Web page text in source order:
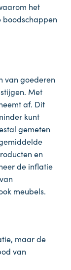
het
boodschappen
van goederen
Met
af. Dit
kunt
gemeten
en
de inflatie
meubels.
maar de
van